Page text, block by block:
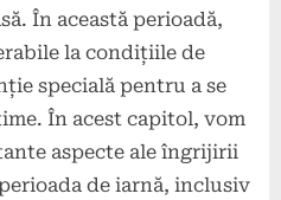
În această perioadă,
la condițiile de
specială pentru a se
În acest capitol, vom
aspecte ale îngrijirii
de iarnă, inclusiv